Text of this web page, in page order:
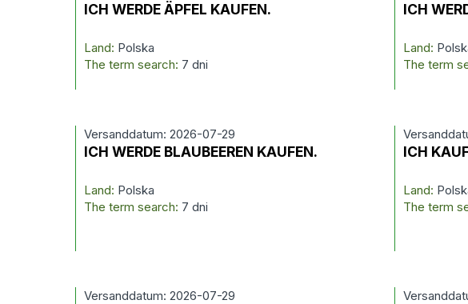
ICH WERDE ÄPFEL KAUFEN.
Land: Polska
The term search: 7 dni
ICH
Land:
The term
Versanddatum: 2026-07-29
ICH WERDE BLAUBEEREN KAUFEN.
Land: Polska
The term search: 7 dni
ICH
Land:
The term
Versanddatum: 2026-07-29